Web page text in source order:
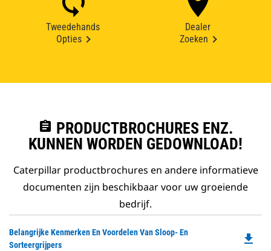
Tweedehands
Opties
Dealer
Zoeken
assignment PRODUCTBROCHURES ENZ.
KUNNEN WORDEN GEDOWNLOAD!
Caterpillar productbrochures en andere informatieve
documenten zijn beschikbaar voor uw groeiende
bedrijf.
Belangrijke Kenmerken En Voordelen Van Sloop- En
Sorteergrijpers
file_download